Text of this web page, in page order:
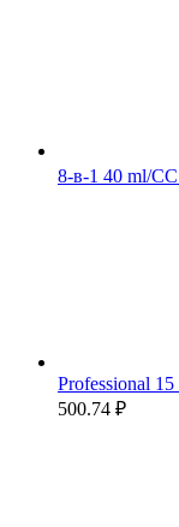
8-в-1 40 ml/
Professional
500.74 ₽